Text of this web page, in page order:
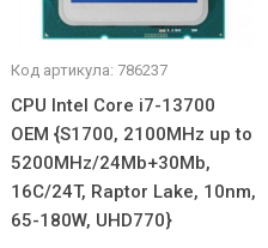
Код артикула: 786237
CPU Intel Core i7-13700
OEM {S1700, 2100MHz up to
5200MHz/24Mb+30Mb,
16C/24T, Raptor Lake, 10nm,
65-180W, UHD770}